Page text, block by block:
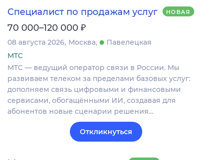
Специалист по продажам услуг НОВАЯ
70 000–120 000 ₽
08 августа 2026 Москва
Павелецкая
МТС
МТС — ведущий оператор связи в России. Мы
развиваем телеком за пределами базовых услуг:
дополняем связь цифровыми и финансовыми
сервисами, обогащёнными ИИ, создавая для
абонентов новые сценарии решения…
Откликнуться